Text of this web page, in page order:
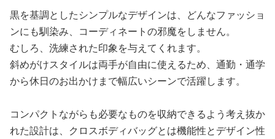
黒を基調としたシンプルなデザインは、どんなファッショ
ンにも馴染み、コーディネートの邪魔をしません。
むしろ、洗練された印象を与えてくれます。
斜めがけスタイルは両手が自由に使えるため、通勤・通学
から休日のお出かけまで幅広いシーンで活躍します。
コンパクトながらも必要なものを収納できるよう考え抜か
れた設計は、クロスボディバッグとは機能性とデザイン性